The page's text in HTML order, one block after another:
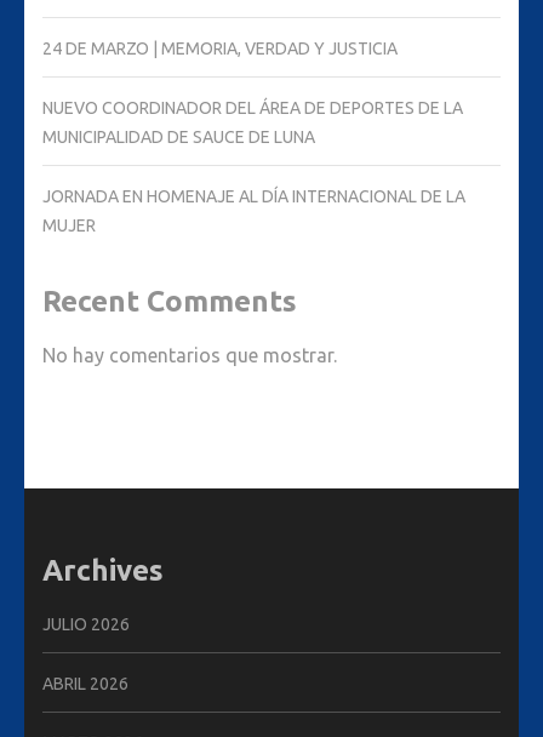
24 DE MARZO | MEMORIA, VERDAD Y JUSTICIA
NUEVO COORDINADOR DEL ÁREA DE DEPORTES DE LA
MUNICIPALIDAD DE SAUCE DE LUNA
JORNADA EN HOMENAJE AL DÍA INTERNACIONAL DE LA
MUJER
Recent Comments
No hay comentarios que mostrar.
Archives
JULIO 2026
ABRIL 2026